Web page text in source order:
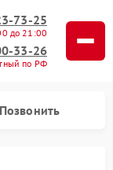
73-25
до 21:00
33-26
по РФ
Позвонить